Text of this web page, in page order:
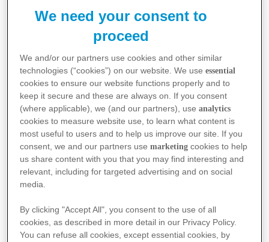
Privilégiez une alimentation équilibrée, c’est-à-dire mangez des
aliments variés en faisant le plus régulièrement possible trois repas
par jour. Une assiette équilibrée doit contenir un apport en
protéines, un apport en légumes et un apport en féculents.
Consommez au moins cinq portions de fruits et légumes par jour
en favorisant les légumes. Limitez la consommation de graisses,
de plats préparés industriels, de pâtisseries, de sucreries, de
boissons sucrées et de sel. Buvez au moins un litre et demi d’eau
par jour.(3,4)
We need your consent to
proceed
We and/or our partners use cookies and other similar
technologies (“cookies”) on our website. We useessential
cookies to ensure our website functions properly and to
keep it secure and these are always on. If you consent
(where applicable), we (and our partners), useanalytics
cookies to measure website use, to learn what content is
most useful to users and to help us improve our site. If you
consent, we and our partners usemarketing cookies to help
us share content with you that you may find interesting and
relevant, including for targeted advertising and on social
media.
By clicking "Accept All", you consent to the use of all
cookies, as described in more detail in our Privacy Policy.
You can refuse all cookies, except essential cookies, by